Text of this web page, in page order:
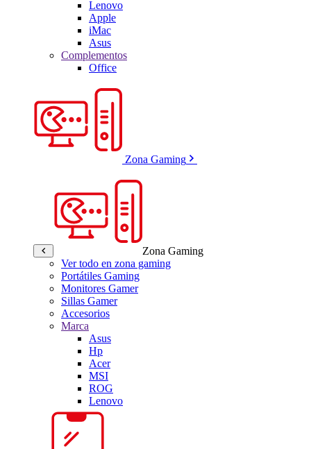
Lenovo
Apple
iMac
Asus
Complementos
Office
Zona Gaming
Zona Gaming
Ver todo en zona gaming
Portátiles Gaming
Monitores Gamer
Sillas Gamer
Accesorios
Marca
Asus
Hp
Acer
MSI
ROG
Lenovo